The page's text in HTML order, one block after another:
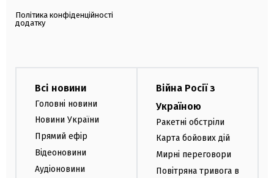
Політика конфіденційності
додатку
Всі новини
Головні новини
Новини України
Прямий ефір
Відеоновини
Аудіоновини
Війна Росії з
Україною
Ракетні обстріли
Карта бойових дій
Мирні переговори
Повітряна тривога в